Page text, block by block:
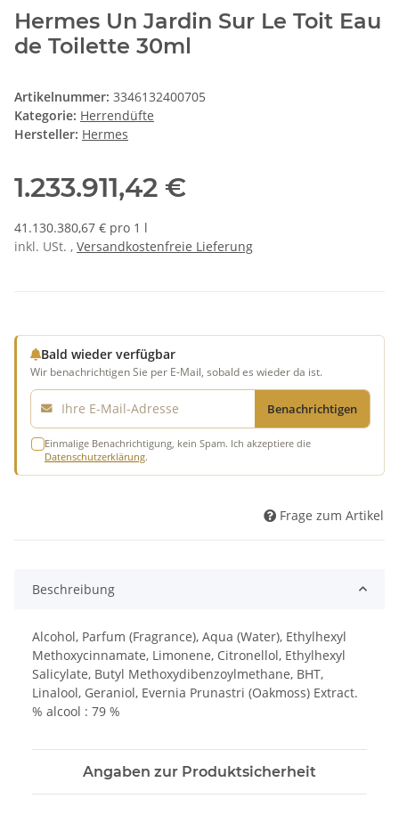
Hermes Un Jardin Sur Le Toit Eau
de Toilette 30ml
Artikelnummer: 3346132400705
Kategorie: Herrendüfte
Hersteller: Hermes
1.233.911,42 €
41.130.380,67 € pro 1 l
inkl. USt. , Versandkostenfreie Lieferung
Bald wieder verfügbar
Wir benachrichtigen Sie per E-Mail, sobald es wieder da ist.
E-Mail
Benachrichtigen
Einmalige Benachrichtigung, kein Spam. Ich akzeptiere die
Datenschutzerklärung.
Frage zum Artikel
Beschreibung
Alcohol, Parfum (Fragrance), Aqua (Water), Ethylhexyl
Methoxycinnamate, Limonene, Citronellol, Ethylhexyl
Salicylate, Butyl Methoxydibenzoylmethane, BHT,
Linalool, Geraniol, Evernia Prunastri (Oakmoss) Extract.
% alcool : 79 %
Angaben zur Produktsicherheit